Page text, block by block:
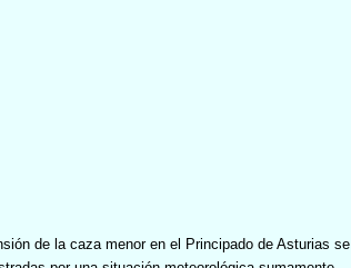
de la caza menor en el Principado de Asturias se